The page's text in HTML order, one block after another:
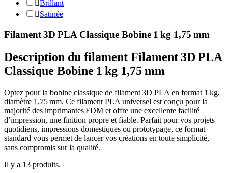
Brillant
Satinée
Filament 3D PLA Classique Bobine 1 kg 1,75 mm
Description du filament Filament 3D PLA
Classique Bobine 1 kg 1,75 mm
Optez pour la bobine classique de filament 3D PLA en format 1 kg,
diamètre 1,75 mm. Ce filament PLA universel est conçu pour la
majorité des imprimantes FDM et offre une excellente facilité
d’impression, une finition propre et fiable. Parfait pour vos projets
quotidiens, impressions domestiques ou prototypage, ce format
standard vous permet de lancer vos créations en toute simplicité,
sans compromis sur la qualité.
Il y a 13 produits.